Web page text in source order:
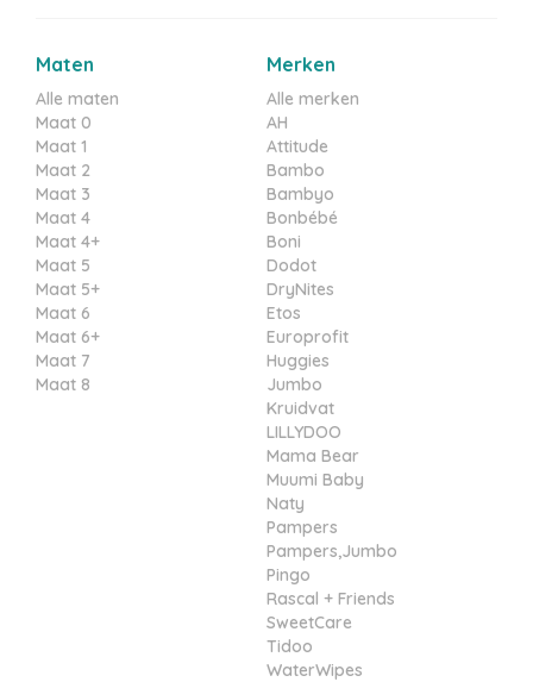
Maten
Alle maten
Maat 0
Maat 1
Maat 2
Maat 3
Maat 4
Maat 4+
Maat 5
Maat 5+
Maat 6
Maat 6+
Maat 7
Maat 8
Merken
Alle merken
AH
Attitude
Bambo
Bambyo
Bonbébé
Boni
Dodot
DryNites
Etos
Europrofit
Huggies
Jumbo
Kruidvat
LILLYDOO
Mama Bear
Muumi Baby
Naty
Pampers
Pampers,Jumbo
Pingo
Rascal + Friends
SweetCare
Tidoo
WaterWipes